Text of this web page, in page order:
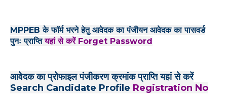
MPPEB के फॉर्म भरने हेतु आवेदक का पंजीयन आवेदक का पासवर्ड
पुनः प्राप्तियहां से करें Forget Password
आवेदक का प्रोफाइल पंजीकरण क्रमांक प्राप्ति यहां से करें
Search Candidate Profile Registration No